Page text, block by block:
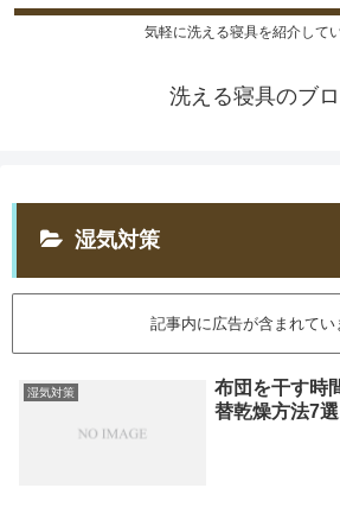
気軽に洗える寝具を紹介してい
洗える寝具のブ
湿気対策
記事内に広告が含まれてい
湿気対策
布団を干す時
替乾燥方法7